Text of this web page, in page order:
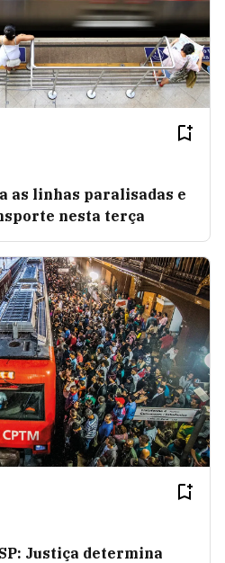
as linhas paralisadas e
nesta terça
Justiça determina